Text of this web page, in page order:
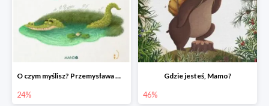
O czym myślisz? Przemysława Wechterowicza
24%
Gdzie jesteś, Mamo?
46%